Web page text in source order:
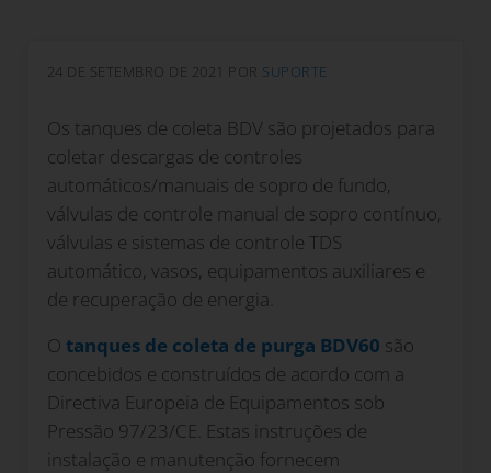
24 DE SETEMBRO DE 2021 POR SUPORTE
Os tanques de coleta BDV são projetados para
coletar descargas de controles
automáticos/manuais de sopro de fundo,
válvulas de controle manual de sopro contínuo,
válvulas e sistemas de controle TDS
automático, vasos, equipamentos auxiliares e
de recuperação de energia.
O tanques de coleta de purga BDV60 são
concebidos e construídos de acordo com a
Directiva Europeia de Equipamentos sob
Pressão 97/23/CE. Estas instruções de
instalação e manutenção fornecem